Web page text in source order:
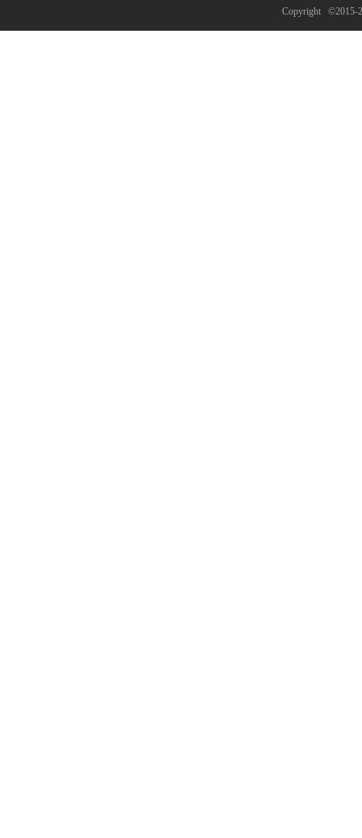
Copyright ©2015-